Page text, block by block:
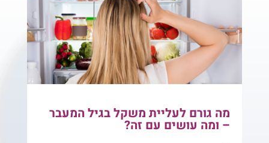
מה גורם לעליית משקל בגיל המעבר
– ומה עושים עם זה?